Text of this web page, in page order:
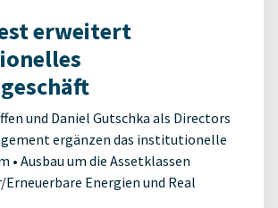
erweitert
und Daniel Gutschka als Directors
ergänzen das institutionelle
• Ausbau um die Assetklassen
Energien und Real